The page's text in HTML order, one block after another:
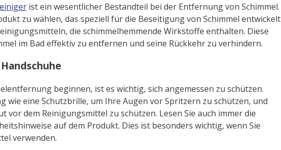
ist ein wesentlicher Bestandteil bei der Entfernung von Schimmel.
zu wählen, das speziell für die Beseitigung von Schimmel entwickelt
die schimmelhemmende Wirkstoffe enthalten. Diese
im Bad effektiv zu entfernen und seine Rückkehr zu verhindern.
beginnen, ist es wichtig, sich angemessen zu schützen.
wie eine Schutzbrille, um Ihre Augen vor Spritzern zu schützen, und
vor dem Reinigungsmittel zu schützen. Lesen Sie auch immer die
auf dem Produkt. Dies ist besonders wichtig, wenn Sie
verwenden.